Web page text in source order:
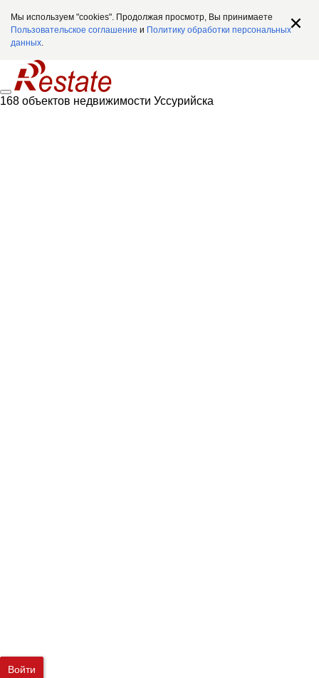
Мы используем "cookies". Продолжая просмотр, Вы принимаете
Пользовательское соглашение и Политику обработки персональных
данных.
168 объектов недвижимости Уссурийска
Войти